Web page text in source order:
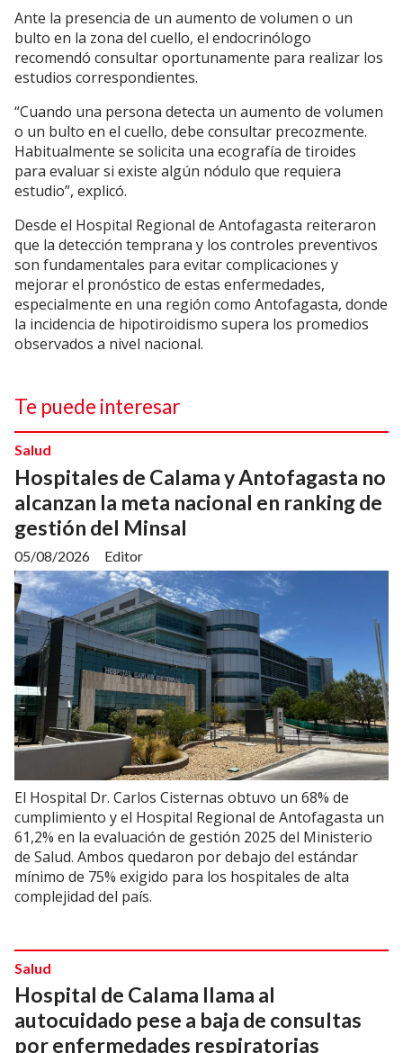
Ante la presencia de un aumento de volumen o un
bulto en la zona del cuello, el endocrinólogo
recomendó consultar oportunamente para realizar los
estudios correspondientes.
“Cuando una persona detecta un aumento de volumen
o un bulto en el cuello, debe consultar precozmente.
Habitualmente se solicita una ecografía de tiroides
para evaluar si existe algún nódulo que requiera
estudio”, explicó.
Desde el Hospital Regional de Antofagasta reiteraron
que la detección temprana y los controles preventivos
son fundamentales para evitar complicaciones y
mejorar el pronóstico de estas enfermedades,
especialmente en una región como Antofagasta, donde
la incidencia de hipotiroidismo supera los promedios
observados a nivel nacional.
Te puede interesar
Hospitales de Calama y Antofagasta no
alcanzan la meta nacional en ranking de
gestión del Minsal
Editor
Salud
05/08/2026
El Hospital Dr. Carlos Cisternas obtuvo un 68% de
cumplimiento y el Hospital Regional de Antofagasta un
61,2% en la evaluación de gestión 2025 del Ministerio
de Salud. Ambos quedaron por debajo del estándar
mínimo de 75% exigido para los hospitales de alta
complejidad del país.
Hospital de Calama llama al
autocuidado pese a baja de consultas
por enfermedades respiratorias
Salud